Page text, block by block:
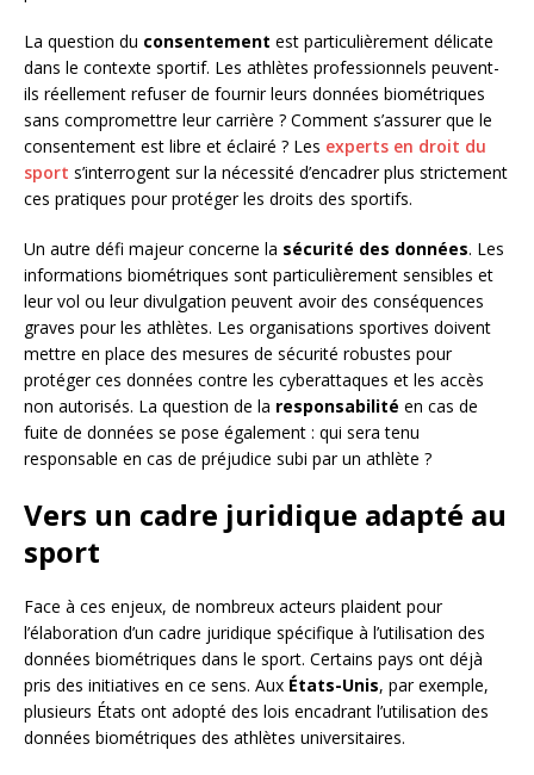
La question du consentement est particulièrement délicate
dans le contexte sportif. Les athlètes professionnels peuvent-
ils réellement refuser de fournir leurs données biométriques
sans compromettre leur carrière ? Comment s’assurer que le
consentement est libre et éclairé ? Les experts en droit du
sport s’interrogent sur la nécessité d’encadrer plus strictement
ces pratiques pour protéger les droits des sportifs.
Un autre défi majeur concerne la sécurité des données. Les
informations biométriques sont particulièrement sensibles et
leur vol ou leur divulgation peuvent avoir des conséquences
graves pour les athlètes. Les organisations sportives doivent
mettre en place des mesures de sécurité robustes pour
protéger ces données contre les cyberattaques et les accès
non autorisés. La question de la responsabilité en cas de
fuite de données se pose également : qui sera tenu
responsable en cas de préjudice subi par un athlète ?
Vers un cadre juridique adapté au
sport
Face à ces enjeux, de nombreux acteurs plaident pour
l’élaboration d’un cadre juridique spécifique à l’utilisation des
données biométriques dans le sport. Certains pays ont déjà
pris des initiatives en ce sens. Aux États-Unis, par exemple,
plusieurs États ont adopté des lois encadrant l’utilisation des
données biométriques des athlètes universitaires.